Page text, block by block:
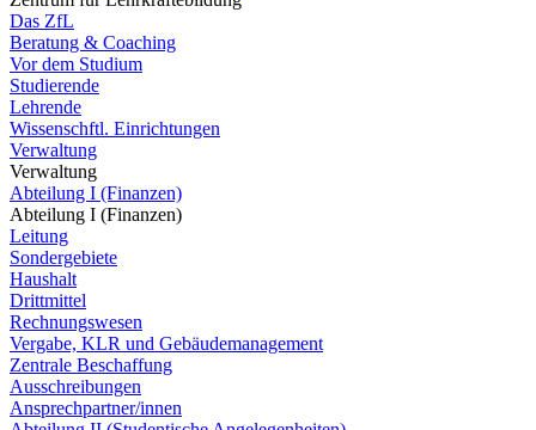
Das ZfL
Beratung & Coaching
Vor dem Studium
Studierende
Lehrende
Wissenschftl. Einrichtungen
Verwaltung
Verwaltung
Abteilung I (Finanzen)
Abteilung I (Finanzen)
Leitung
Sondergebiete
Haushalt
Drittmittel
Rechnungswesen
Vergabe, KLR und Gebäudemanagement
Zentrale Beschaffung
Ausschreibungen
Ansprechpartner/innen